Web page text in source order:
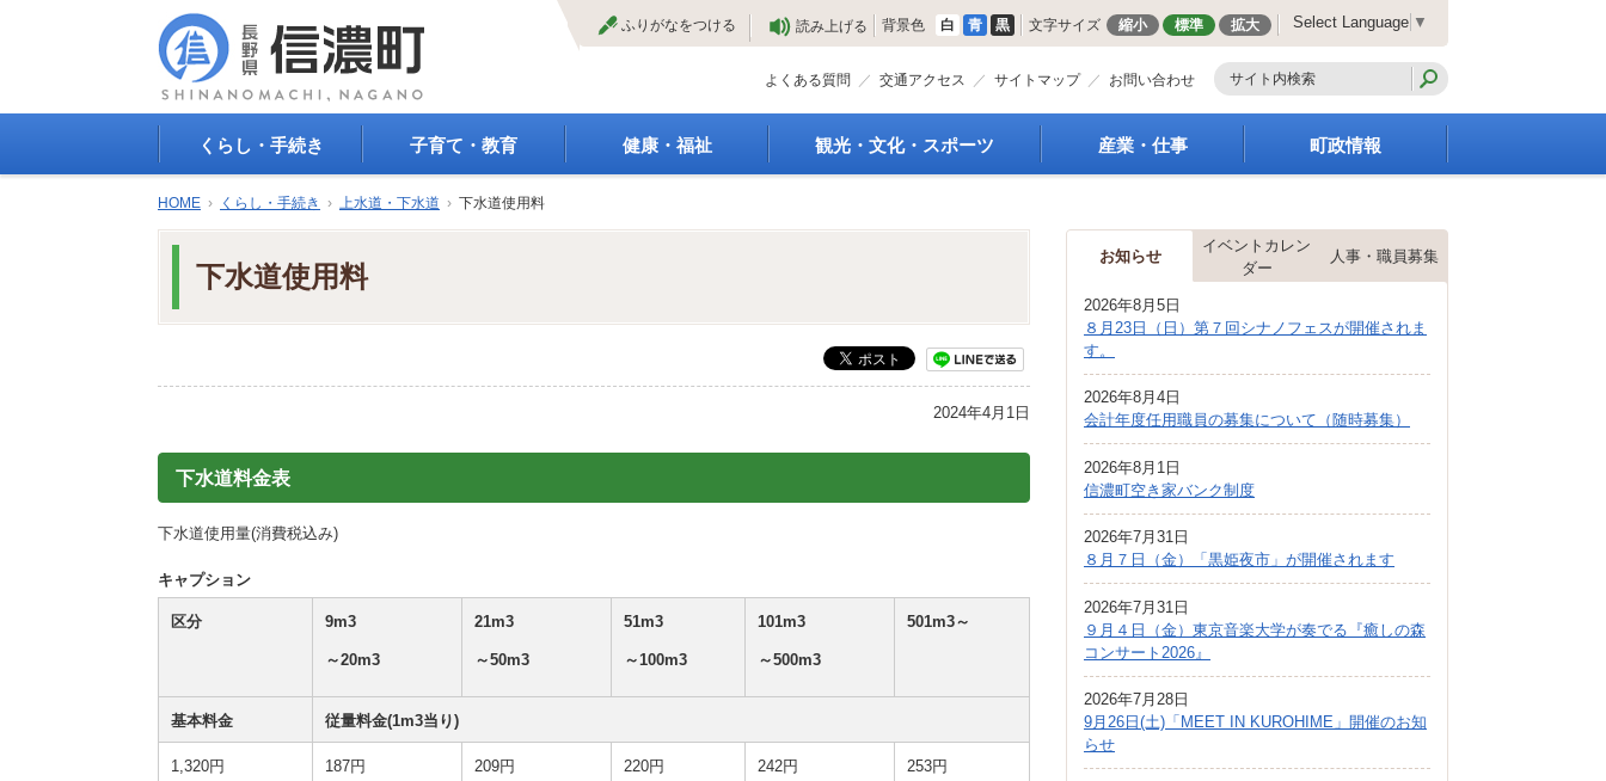
文
ふりがなをつける 読み上げる 背景色 白 青 黒 文字サイズ 縮小 標準 拡大 Select Language ▼
よくある質問 交通アクセス サイトマップ お問い合わせ
くらし・手続き
登録
年金・保険
生活道路
交通安全・防犯
町民活動
子育て・教育 健康・福祉 観光・文化・スポーツ
スポーツ
産業・仕事
商工業振興
届出・証明・法令・規
企業の税金
入札・契約
指定管理者制度
求人情報
町政情報
庁舎案内
町長の部屋
都市整備
広報しなの
町制70周年記念
HOME › くらし・手続き › 上水道・下水道 › 下水道使用料
下水道使用料
2024年4月1日
下水道料金表
下水道使用量(消費税込み)
キャプション
区分 9m3
～20m3
21m3
～50m3
51m3
～100m3
101m3
～500m3
501m3～
基本料金 従量料金(1m3当り)
1,320円 187円 209円 220円 242円 253円
お知らせ
イベントカレン
ダー
人事・職員募集
2026年8月5日
８月23日（日）第７回シナノフェスが開催されま
す。
2026年8月4日
会計年度任用職員の募集について（随時募集）
2026年8月1日
信濃町空き家バンク制度
2026年7月31日
８月７日（金）「黒姫夜市」が開催されます
2026年7月31日
９月４日（金）東京音楽大学が奏でる『癒しの森
コンサート2026』
2026年7月28日
9月26日(土)「MEET IN KUROHIME」開催のお知
らせ